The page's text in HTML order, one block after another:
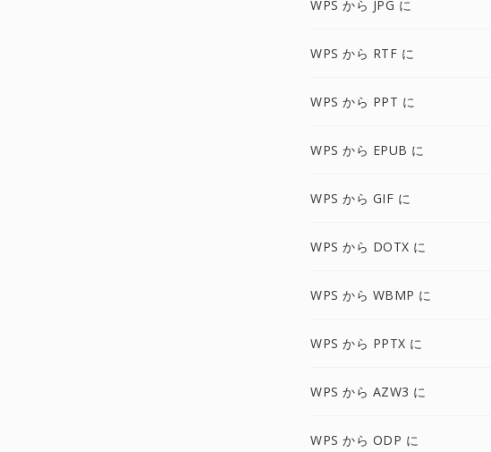
WPS から JPG に
WPS から RTF に
WPS から PPT に
WPS から EPUB に
WPS から GIF に
WPS から DOTX に
WPS から WBMP に
WPS から PPTX に
WPS から AZW3 に
WPS から ODP に